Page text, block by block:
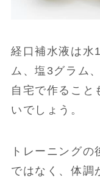
経口補水液は水
ム、塩3グラム
自宅で作ること
いでしょう。
トレーニング
ではなく、体調